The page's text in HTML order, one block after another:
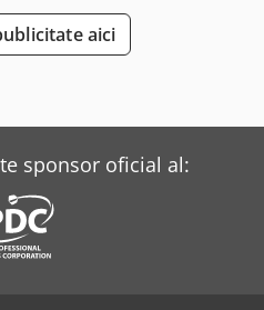
aici
sponsor oficial al: